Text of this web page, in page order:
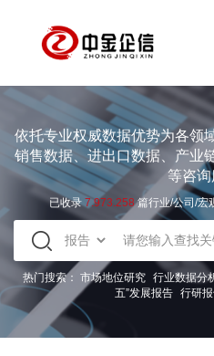
依托专业权威数据优势为各领
销售数据、进出口数据、产业
等咨
已收录7.973.258篇行业/公司/宏
热门搜索： 市场地位研究 行业数据分
五”发展报告 行研